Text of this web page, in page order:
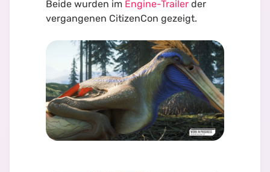
Beide wurden im Engine-Trailer der
vergangenen CitizenCon gezeigt.